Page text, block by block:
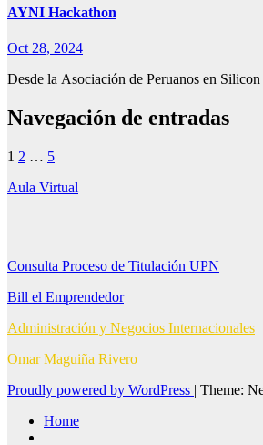
AYNI Hackathon
Oct 28, 2024
Desde la Asociación de Peruanos en
Navegación de entradas
1 2 … 5
Aula Virtual
Consulta Proceso de Titulación UPN
Bill el Emprendedor
Administración y Negocios Internacionales
Omar Maguiña Rivero
Proudly powered by WordPress | Theme:
Home